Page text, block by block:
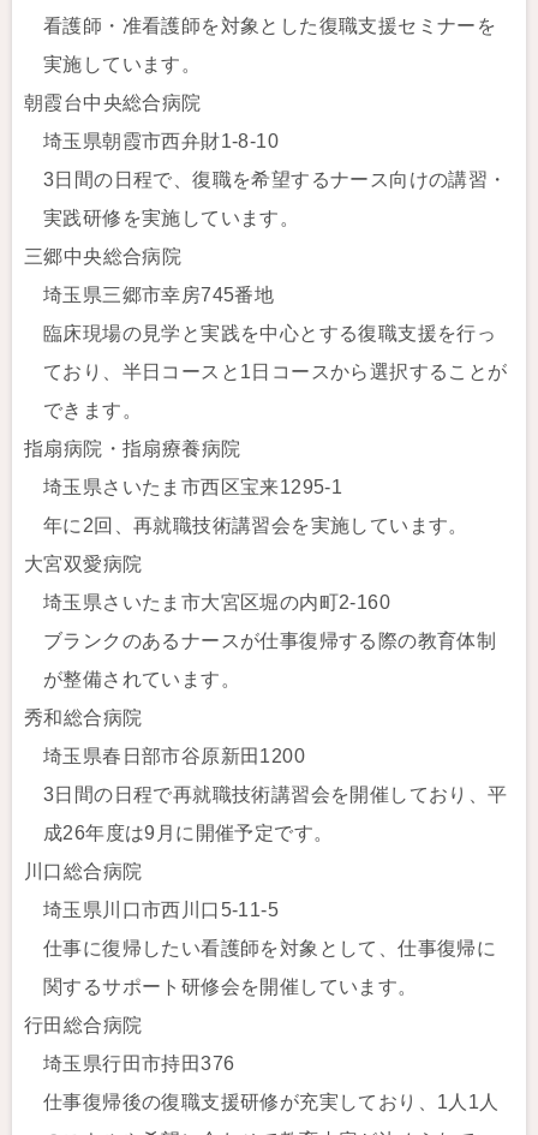
看護師・准看護師を対象とした復職支援セミナーを
実施しています。
朝霞台中央総合病院
埼玉県朝霞市西弁財1-8-10
3日間の日程で、復職を希望するナース向けの講習・
実践研修を実施しています。
三郷中央総合病院
埼玉県三郷市幸房745番地
臨床現場の見学と実践を中心とする復職支援を行っ
ており、半日コースと1日コースから選択することが
できます。
指扇病院・指扇療養病院
埼玉県さいたま市西区宝来1295-1
年に2回、再就職技術講習会を実施しています。
大宮双愛病院
埼玉県さいたま市大宮区堀の内町2-160
ブランクのあるナースが仕事復帰する際の教育体制
が整備されています。
秀和総合病院
埼玉県春日部市谷原新田1200
3日間の日程で再就職技術講習会を開催しており、平
成26年度は9月に開催予定です。
川口総合病院
埼玉県川口市西川口5-11-5
仕事に復帰したい看護師を対象として、仕事復帰に
関するサポート研修会を開催しています。
行田総合病院
埼玉県行田市持田376
仕事復帰後の復職支援研修が充実しており、1人1人